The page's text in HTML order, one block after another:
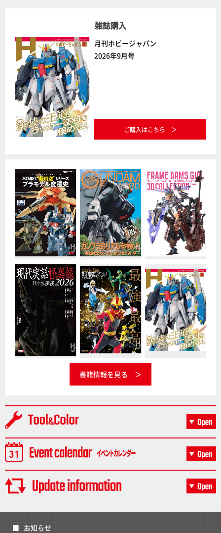
雑誌購入
月刊ホビージャパン
2026年9月号
ご購入はこちら
書籍情報を見る
お知らせ